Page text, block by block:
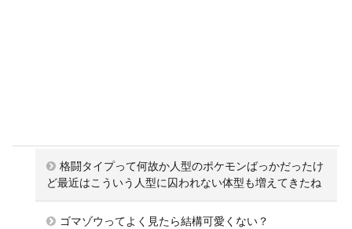
格闘タイプって何故か人型のポケモンばっかだったけ
ど最近はこういう人型に囚われない体型も増えてきたね
ゴマゾウってよく見たら結構可愛くない？